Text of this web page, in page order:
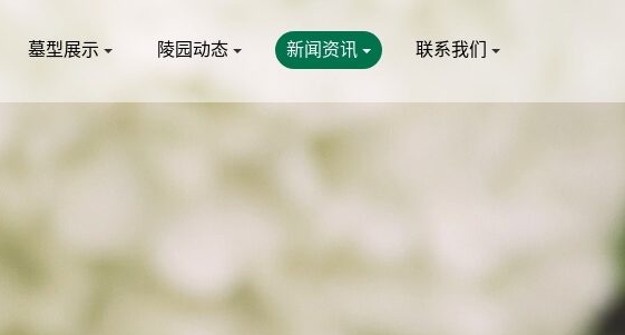
墓型展示 陵园动态 新闻资讯 联系我们